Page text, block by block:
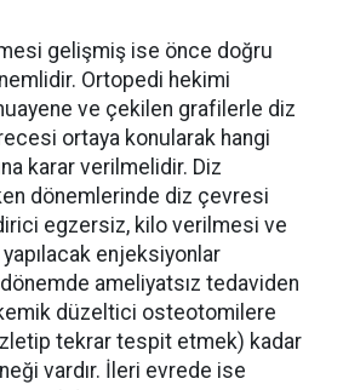
gelişmiş ise önce doğru
Ortopedi hekimi
ve çekilen grafilerle diz
ortaya konularak hangi
karar verilmelidir. Diz
dönemlerinde diz çevresi
egzersiz, kilo verilmesi ve
enjeksiyonlar
dönemde ameliyatsız tedaviden
düzeltici osteotomilere
tekrar tespit etmek) kadar
vardır. İleri evrede ise